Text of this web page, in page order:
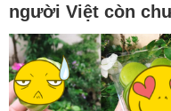
người Việt còn